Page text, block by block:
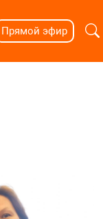
Прямой эфир